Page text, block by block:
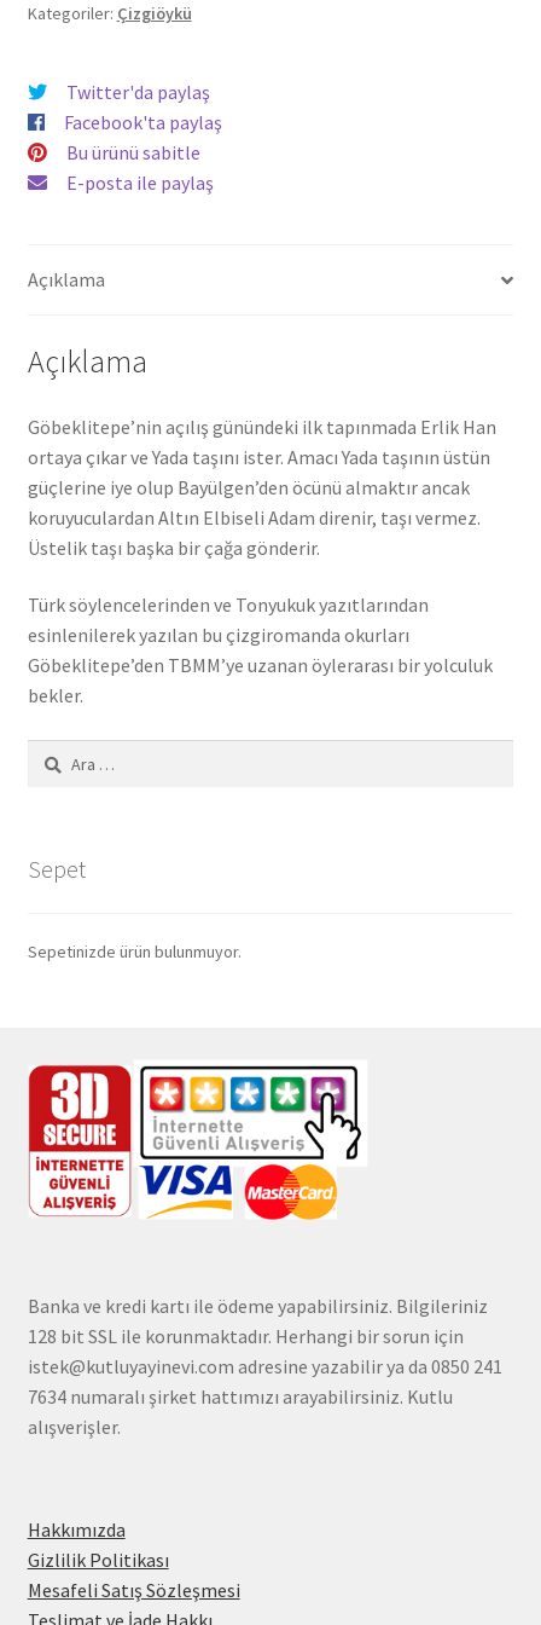
Uluç
Kategoriler: Çizgiöykü
Twitter'da paylaş
Facebook'ta paylaş
Bu ürünü sabitle
E-posta ile paylaş
Açıklama
Açıklama
Göbeklitepe’nin açılış günündeki ilk tapınmada Erlik Han
ortaya çıkar ve Yada taşını ister. Amacı Yada taşının üstün
güçlerine iye olup Bayülgen’den öcünü almaktır ancak
koruyuculardan Altın Elbiseli Adam direnir, taşı vermez.
Üstelik taşı başka bir çağa gönderir.
Türk söylencelerinden ve Tonyukuk yazıtlarından
esinlenilerek yazılan bu çizgiromanda okurları
Göbeklitepe’den TBMM’ye uzanan öylerarası bir yolculuk
bekler.
Kitabın görüntülenmesi:
Arama:
Sepet
Sepetinizde ürün bulunmuyor.
Banka ve kredi kartı ile ödeme yapabilirsiniz. Bilgileriniz
128 bit SSL ile korunmaktadır. Herhangi bir sorun için
istek@kutluyayinevi.com adresine yazabilir ya da 0850 241
7634 numaralı şirket hattımızı arayabilirsiniz. Kutlu
alışverişler.
Hakkımızda
Gizlilik Politikası
Mesafeli Satış Sözleşmesi
Teslimat ve İade Hakkı